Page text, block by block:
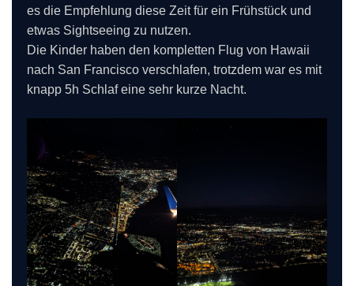
es die Empfehlung diese Zeit für ein Frühstück und
etwas Sightseeing zu nutzen.
Die Kinder haben den kompletten Flug von Hawaii
nach San Francisco verschlafen, trotzdem war es mit
knapp 5h Schlaf eine sehr kurze Nacht.